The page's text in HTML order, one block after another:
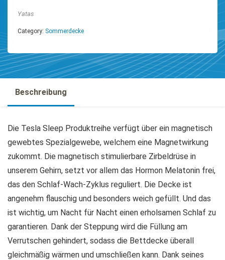
Yatas
Category: Sommerdecke
Beschreibung
Die Tesla Sleep Produktreihe verfügt über ein magnetisch
gewebtes Spezialgewebe, welchem eine Magnetwirkung
zukommt. Die magnetisch stimulierbare Zirbeldrüse in
unserem Gehirn, setzt vor allem das Hormon Melatonin frei,
das den Schlaf-Wach-Zyklus reguliert. Die Decke ist
angenehm flauschig und besonders weich gefüllt. Und das
ist wichtig, um Nacht für Nacht einen erholsamen Schlaf zu
garantieren. Dank der Steppung wird die Füllung am
Verrutschen gehindert, sodass die Bettdecke überall
gleichmäßig wärmen und umschließen kann. Dank seines